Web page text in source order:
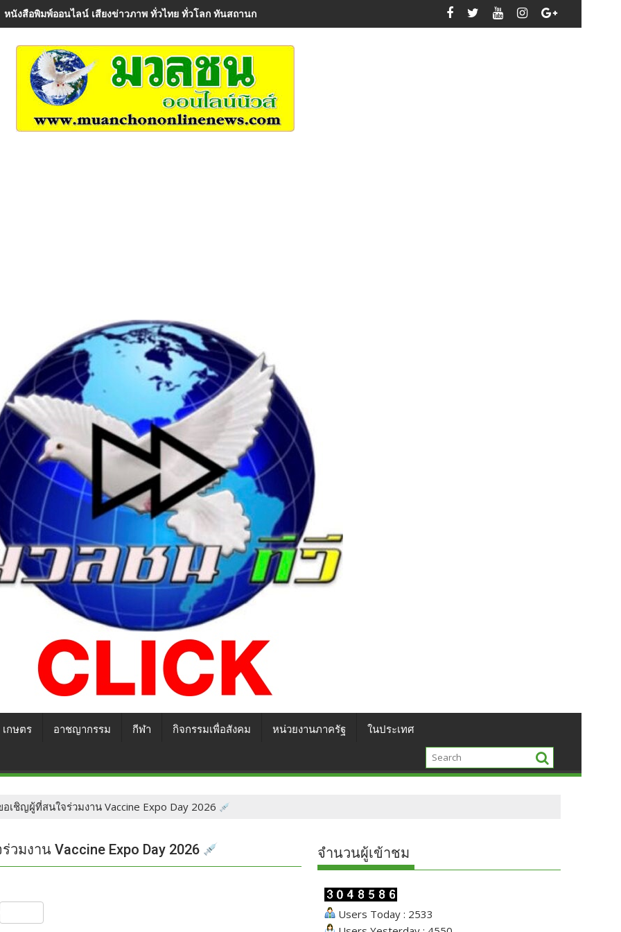
หนังสือพิมพ์ออนไลน์ เสียงข่าวภาพ ทั่วไทย ทั่วโลก ทันสถานการณ์
เกษตร อาชญากรรม กีฬา กิจกรรมเพื่อสังคม หน่วยงานภาครัฐ ในประเทศ
เชิญผู้ที่สนใจร่วมงาน Vaccine Expo Day 2026
มงาน Vaccine Expo Day 2026 จำนวนผู้เข้าชม
Users Today : 2533